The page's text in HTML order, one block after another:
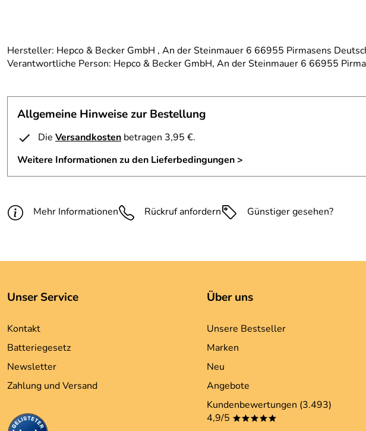
Hersteller: Hepco & Becker GmbH , An der Steinmauer 6 66955 Pirmasens
Verantwortliche Person: Hepco & Becker GmbH, An der Steinmauer 6 66955
Allgemeine Hinweise zur Bestellung
Die Versandkosten betragen 3,95 €.
Weitere Informationen zu den Lieferbedingungen >
Mehr Informationen Rückruf anfordern Günstiger gesehen?
Unser Service
Kontakt
Batteriegesetz
Newsletter
Zahlung und Versand
Über uns
Unsere Bestseller
Marken
Neu
Angebote
Kundenbewertungen (3.493)
4,9/5 *****